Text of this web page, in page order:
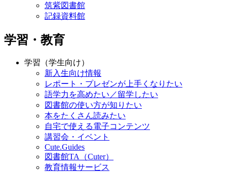
筑紫図書館
記録資料館
学習・教育
学習（学生向け）
新入生向け情報
レポート・プレゼンが上手くなりたい
語学力を高めたい／留学したい
図書館の使い方が知りたい
本をたくさん読みたい
自宅で使える電子コンテンツ
講習会・イベント
Cute.Guides
図書館TA（Cuter）
教育情報サービス